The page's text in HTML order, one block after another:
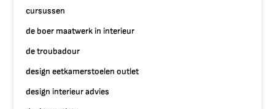
cursussen
de boer maatwerk in interieur
de troubadour
design eetkamerstoelen outlet
design interieur advies